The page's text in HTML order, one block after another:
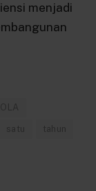
menjadi
satu tahun